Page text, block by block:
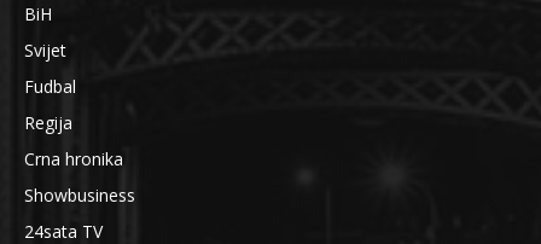
BiH
Svijet
Fudbal
Regija
Crna hronika
Showbusiness
24sata TV